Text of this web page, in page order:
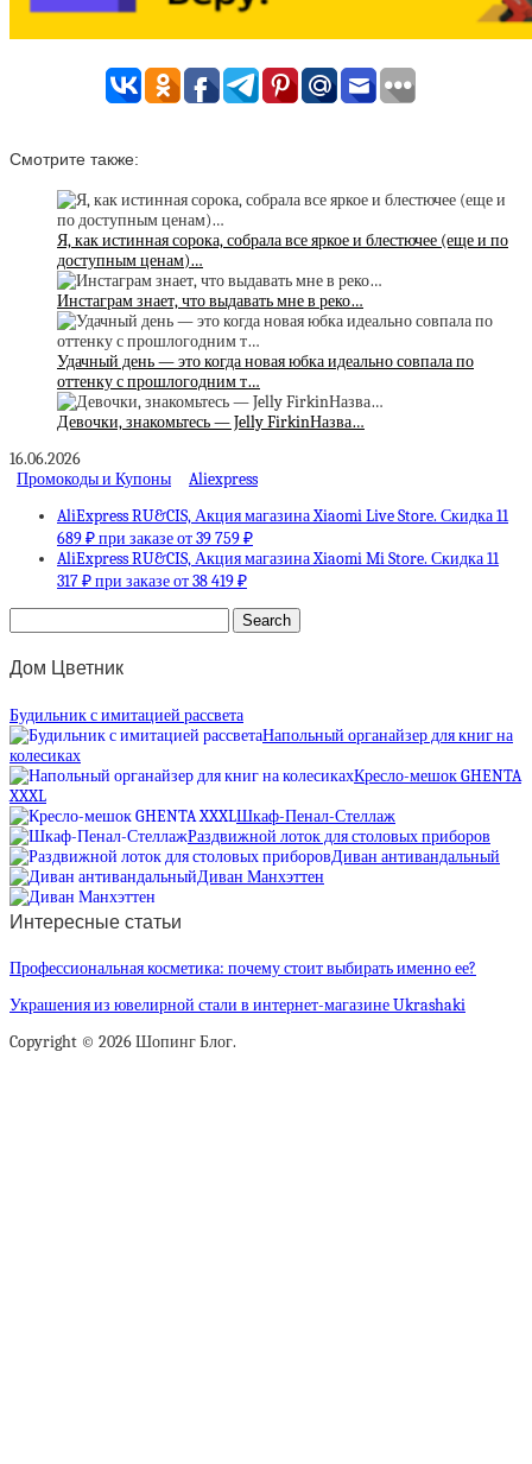
Смотрите также:
Я, как истинная сорока, собрала все яркое и блестючее (еще и по
доступным ценам)…
Инстаграм знает, что выдавать мне в реко…
Удачный день — это когда новая юбка идеально совпала по
оттенку с прошлогодним т…
Девочки, знакомьтесь — Jelly FirkinНазва…
16.06.2026
Промокоды и Купоны
Aliexpress
AliExpress RU&CIS, Акция магазина Xiaomi Live Store. Скидка 11
689 ₽ при заказе от 39 759 ₽
AliExpress RU&CIS, Акция магазина Xiaomi Mi Store. Скидка 11
317 ₽ при заказе от 38 419 ₽
Дом Цветник
Будильник с имитацией рассвета
Напольный органайзер для книг на
колесиках
Кресло-мешок GHENTA
XXXL
Шкаф-Пенал-Стеллаж
Раздвижной лоток для столовых приборов
Диван антивандальный
Диван Манхэттен
Интересные статьи
Профессиональная косметика: почему стоит выбирать именно ее?
Украшения из ювелирной стали в интернет-магазине Ukrashaki
Copyright © 2026 Шопинг Блог.